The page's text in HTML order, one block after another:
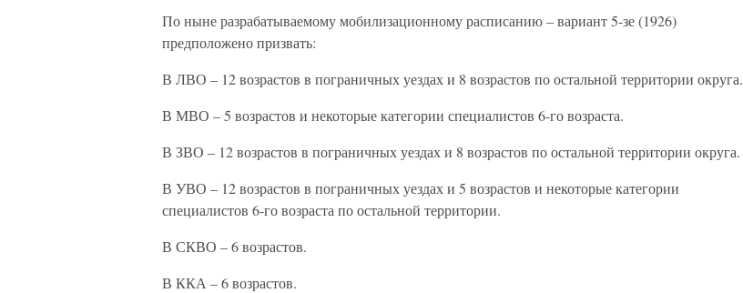
По ныне разрабатываемому мобилизационному расписанию – вариант 5-зе (1926)
предположено призвать:
В ЛВО – 12 возрастов в пограничных уездах и 8 возрастов по остальной территории округа.
В МВО – 5 возрастов и некоторые категории специалистов 6-го возраста.
В ЗВО – 12 возрастов в пограничных уездах и 8 возрастов по остальной территории округа.
В УВО – 12 возрастов в пограничных уездах и 5 возрастов и некоторые категории
специалистов 6-го возраста по остальной территории.
В СКВО – 6 возрастов.
В ККА – 6 возрастов.